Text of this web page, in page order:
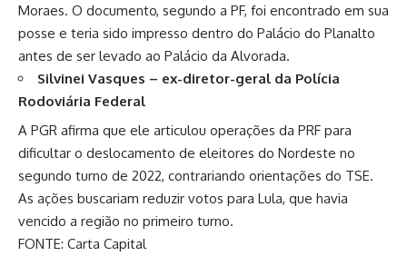
Moraes. O documento, segundo a PF, foi encontrado em sua
posse e teria sido impresso dentro do Palácio do Planalto
antes de ser levado ao Palácio da Alvorada.
Silvinei Vasques – ex-diretor-geral da Polícia
Rodoviária Federal
A PGR afirma que ele articulou operações da PRF para
dificultar o deslocamento de eleitores do Nordeste no
segundo turno de 2022, contrariando orientações do TSE.
As ações buscariam reduzir votos para Lula, que havia
vencido a região no primeiro turno.
FONTE: Carta Capital